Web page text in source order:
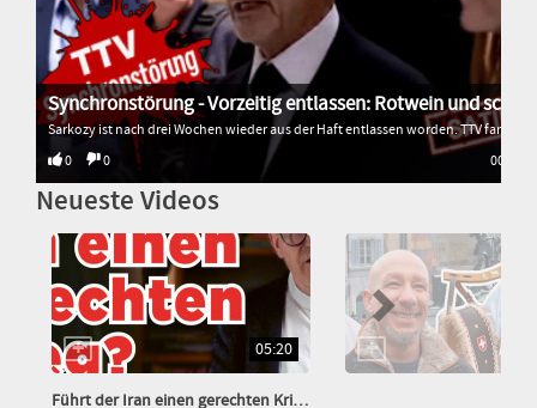
0
0 00:33
Neueste Videos
05:20
Führt der Iran einen gerechten Krieg?